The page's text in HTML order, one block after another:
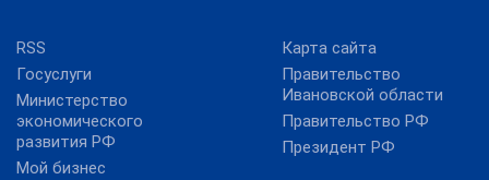
RSS
Госуслуги
Министерство
экономического
развития РФ
Мой бизнес
Карта сайта
Правительство
Ивановской области
Правительство РФ
Президент РФ